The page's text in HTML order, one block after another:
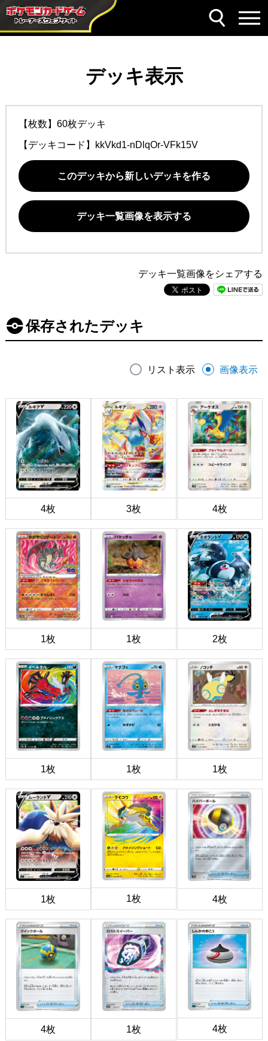
デッキ表示
【枚数】60枚デッキ
【デッキコード】 kkVkd1-nDlqOr-VFk15V
このデッキから新しいデッキを作る
デッキ一覧画像を表示する
デッキ一覧画像をシェアする
保存されたデッキ
リスト表示 画像表示
4枚 3枚 4枚
1枚 1枚 2枚
1枚 1枚 1枚
1枚 1枚 4枚
4枚 1枚 4枚